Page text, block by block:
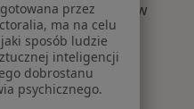
(pierwsza wizyta) w
w Warszawie
w Warszawie
przez
ma na celu
sposób ludzie
inteligencji
dobrostanu
psychicznego.